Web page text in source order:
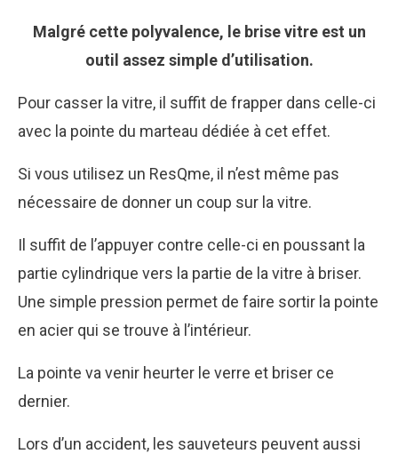
Malgré cette polyvalence, le brise vitre est un
outil assez simple d’utilisation.
Pour casser la vitre, il suffit de frapper dans celle-ci
avec la pointe du marteau dédiée à cet effet.
Si vous utilisez un ResQme, il n’est même pas
nécessaire de donner un coup sur la vitre.
Il suffit de l’appuyer contre celle-ci en poussant la
partie cylindrique vers la partie de la vitre à briser.
Une simple pression permet de faire sortir la pointe
en acier qui se trouve à l’intérieur.
La pointe va venir heurter le verre et briser ce
dernier.
Lors d’un accident, les sauveteurs peuvent aussi